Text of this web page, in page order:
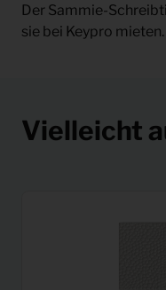
Der Sammie-
sie bei Keypro mieten.
Vielleicht